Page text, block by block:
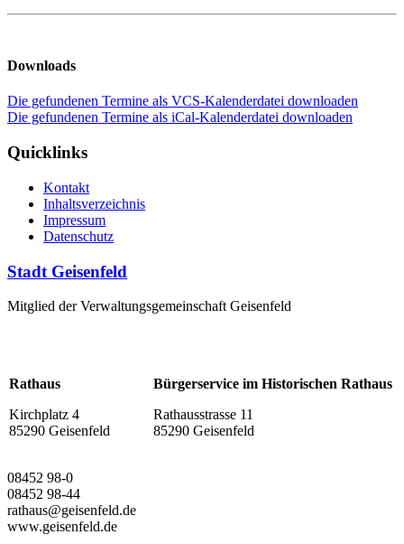
Downloads
Die gefundenen Termine als VCS-Kalenderdatei downloaden
Die gefundenen Termine als iCal-Kalenderdatei downloaden
Quicklinks
Kontakt
Inhaltsverzeichnis
Impressum
Datenschutz
Stadt Geisenfeld
Mitglied der Verwaltungsgemeinschaft Geisenfeld
Rathaus
Kirchplatz 4
85290 Geisenfeld
Bürgerservice im Historischen Rathaus
Rathausstrasse 11
85290 Geisenfeld
08452 98-0
08452 98-44
rathaus@geisenfeld.de
www.geisenfeld.de